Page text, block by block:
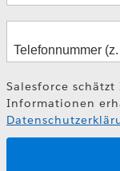
Salesforce
Informationen